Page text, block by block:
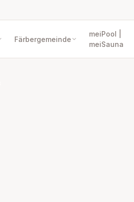
Färbergemeinde
meiPool |
meiSauna